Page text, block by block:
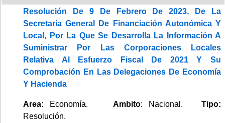
Resolución De 9 De Febrero De 2023, De La
Secretaría General De Financiación Autonómica Y
Local, Por La Que Se Desarrolla La Información A
Suministrar Por Las Corporaciones Locales
Relativa Al Esfuerzo Fiscal De 2021 Y Su
Comprobación En Las Delegaciones De Economía
Y Hacienda
Area: Economía. Ambito: Nacional.Tipo:
Resolución.